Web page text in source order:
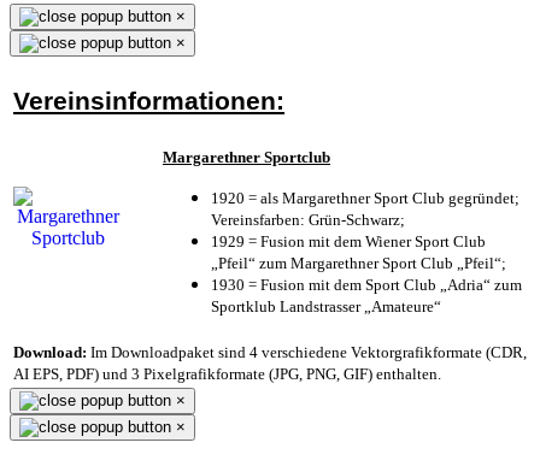
×
×
Vereinsinformationen:
Margarethner Sportclub
1920 = als Margarethner Sport Club gegründet;
Vereinsfarben: Grün-Schwarz;
1929 = Fusion mit dem Wiener Sport Club
„Pfeil“ zum Margarethner Sport Club „Pfeil“;
1930 = Fusion mit dem Sport Club „Adria“ zum
Sportklub Landstrasser „Amateure“
Download: Im Downloadpaket sind 4 verschiedene Vektorgrafikformate (CDR,
AI EPS, PDF) und 3 Pixelgrafikformate (JPG, PNG, GIF) enthalten.
×
×